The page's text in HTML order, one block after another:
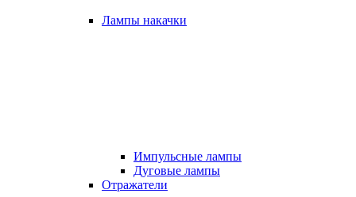
Лампы накачки
Импульсные лампы
Дуговые лампы
Отражатели